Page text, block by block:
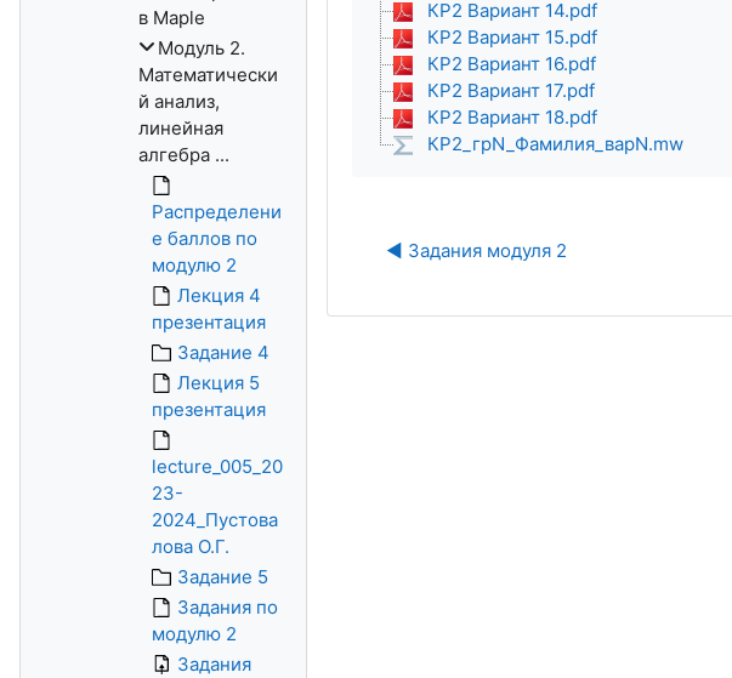
КР2 Вариант 14.pdf
КР2 Вариант 15.pdf
КР2 Вариант 16.pdf
КР2 Вариант 17.pdf
КР2 Вариант 18.pdf
КР2_грN_Фамилия_варN.mw
◀︎ Задания модуля 2
в Maple
Модуль 2.
Математически
й анализ,
линейная
алгебра ...
Распределени
е баллов по
модулю 2
Лекция 4
презентация
Задание 4
Лекция 5
презентация
lecture_005_20
23-
2024_Пустова
лова О.Г.
Задание 5
Задания по
модулю 2
Задания